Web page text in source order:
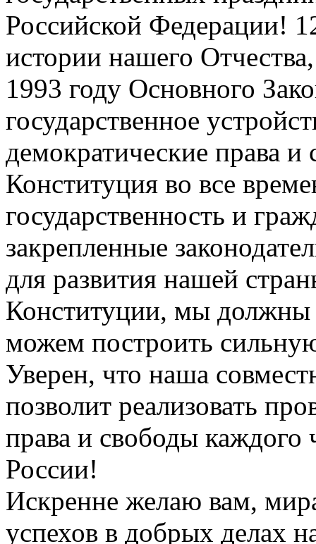
Российской Федерации!
истории нашего
1993 году Основного
государственное
демократические права и
Конституция во все
государственность и
закрепленные
для развития нашей
Конституции, мы должны
можем построить
Уверен, что наша
позволит реализовать
права и свободы каждого
России!
Искренне желаю вам,
успехов в добрых делах